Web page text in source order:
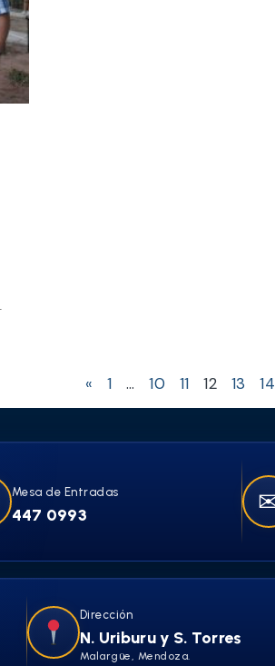
« 1 … 10 11 12 13 14
Mesa de Entradas
447 0993
Dirección
N. Uriburu y S. Torres
Malargüe, Mendoza.